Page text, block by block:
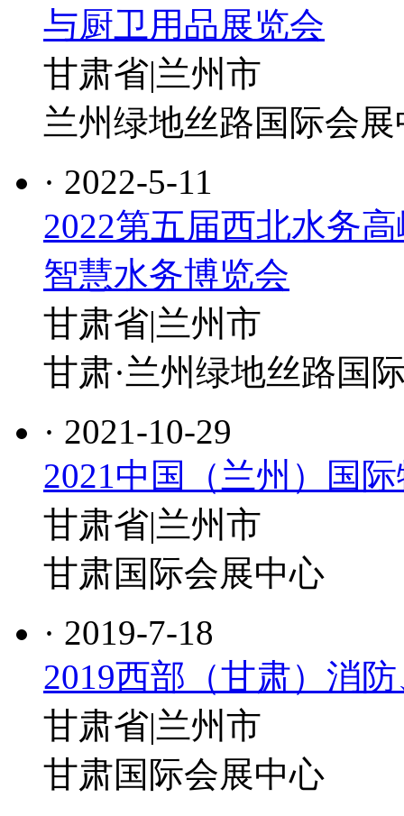
与厨卫用品展览会
甘肃省|兰州市
兰州绿地丝路国际会
· 2022-5-11
2022第五届西北水务
智慧水务博览会
甘肃省|兰州市
甘肃·兰州绿地丝路国
· 2021-10-29
2021中国（兰州）国
甘肃省|兰州市
甘肃国际会展中心
· 2019-7-18
2019西部（甘肃）消
甘肃省|兰州市
甘肃国际会展中心